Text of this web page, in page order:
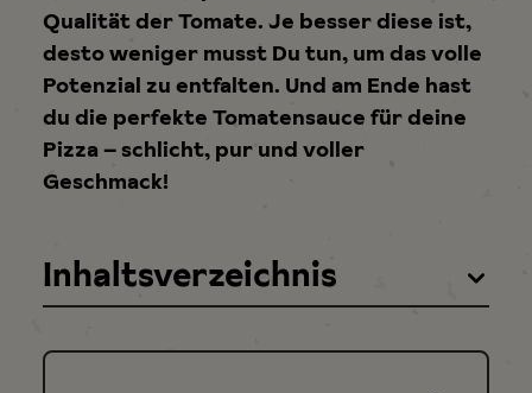
Qualität der Tomate. Je besser diese ist,
desto weniger musst Du tun, um das volle
Potenzial zu entfalten. Und am Ende hast
du die perfekte Tomatensauce für deine
Pizza – schlicht, pur und voller
Geschmack!
Inhaltsverzeichnis